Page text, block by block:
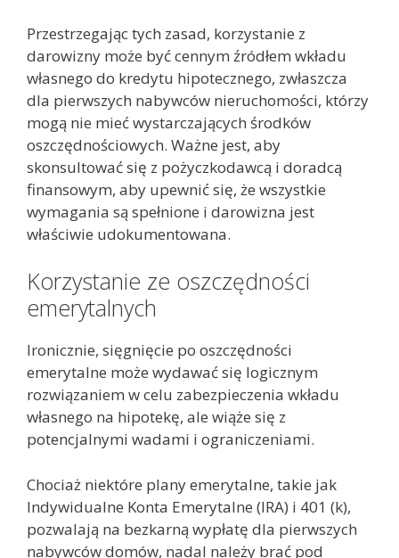
Przestrzegając tych zasad, korzystanie z
darowizny może być cennym źródłem wkładu
własnego do kredytu hipotecznego, zwłaszcza
dla pierwszych nabywców nieruchomości, którzy
mogą nie mieć wystarczających środków
oszczędnościowych. Ważne jest, aby
skonsultować się z pożyczkodawcą i doradcą
finansowym, aby upewnić się, że wszystkie
wymagania są spełnione i darowizna jest
właściwie udokumentowana.
Korzystanie ze oszczędności
emerytalnych
Ironicznie, sięgnięcie po oszczędności
emerytalne może wydawać się logicznym
rozwiązaniem w celu zabezpieczenia wkładu
własnego na hipotekę, ale wiąże się z
potencjalnymi wadami i ograniczeniami.
Chociaż niektóre plany emerytalne, takie jak
Indywidualne Konta Emerytalne (IRA) i 401 (k),
pozwalają na bezkarną wypłatę dla pierwszych
nabywców domów, nadal należy brać pod